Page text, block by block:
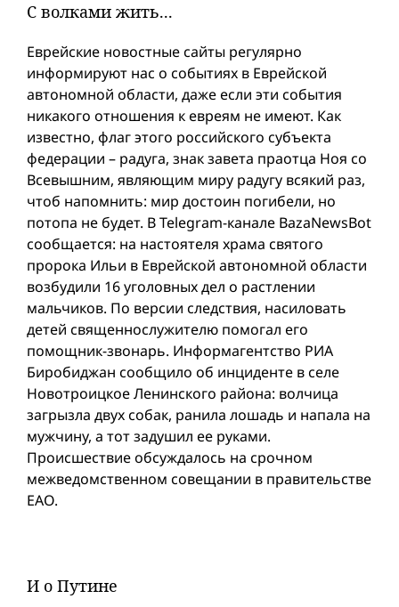
С волками жить...
Еврейские новостные сайты регулярно
информируют нас о событиях в Еврейской
автономной области, даже если эти события
никакого отношения к евреям не имеют. Как
известно, флаг этого российского субъекта
федерации – радуга, знак завета праотца Ноя со
Всевышним, являющим миру радугу всякий раз,
чтоб напомнить: мир достоин погибели, но
потопа не будет. В Telegram-канале BazaNewsBot
сообщается: на настоятеля храма святого
пророка Ильи в Еврейской автономной области
возбудили 16 уголовных дел о растлении
мальчиков. По версии следствия, насиловать
детей священнослужителю помогал его
помощник-звонарь. Информагентство РИА
Биробиджан сообщило об инциденте в селе
Новотроицкое Ленинского района: волчица
загрызла двух собак, ранила лошадь и напала на
мужчину, а тот задушил ее руками.
Происшествие обсуждалось на срочном
межведомственном совещании в правительстве
ЕАО.
И о Путине